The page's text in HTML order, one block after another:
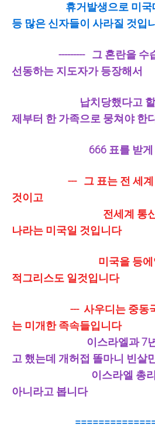
휴거발생으로 미국대
등 많은 신자들이 사라질 것입
--------- 그 혼란을 수
선동하는 지도자가 등장해서
납치당했다고 할것이
제부터 한 가족으로 뭉쳐야 한
666 표를 받게 할
--- 그 표는 전 세계
것이고
전세계 통신망을
나라는 미국일 것입니다
미국을 등에업고
적그리스도 일것입니다
--- 사우디는 중동국가
는 미개한 족속들입니다
이스라엘과 7
고 했는데 개허접 똘마니 빈살
이스라엘 총리가
아니라고 봅니다